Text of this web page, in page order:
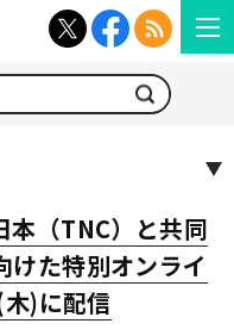
本（TNC）と共同
けた特別オンライ
)に配信